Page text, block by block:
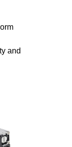
and